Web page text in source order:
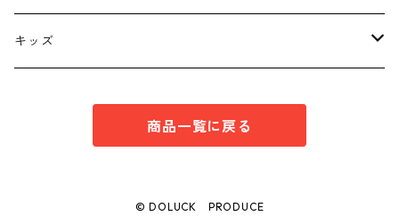
ボトムス
トップス
キッズ
商品一覧に戻る
© DOLUCK PRODUCE